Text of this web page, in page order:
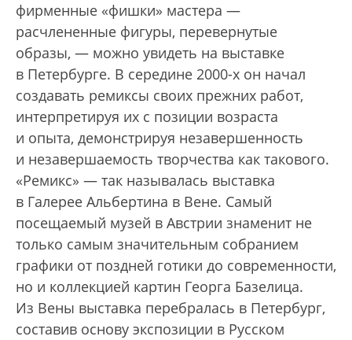
фирменные «фишки» мастера —
расчлененные фигуры, перевернутые
образы, — можно увидеть на выставке
в Петербурге. В середине 2000-х он начал
создавать ремиксы своих прежних работ,
интерпретируя их с позиции возраста
и опыта, демонстрируя незавершенность
и незавершаемость творчества как такового.
«Ремикс» — так называлась выставка
в Галерее Альбертина в Вене. Самый
посещаемый музей в Австрии знаменит не
только самым значительным собранием
графики от поздней готики до современности,
но и коллекцией картин Георга Базелица.
Из Вены выставка перебралась в Петербург,
составив основу экспозиции в Русском